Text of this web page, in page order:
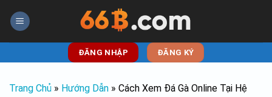
ĐĂNG NHẬP ĐĂNG KÝ
Trang Chủ » Hướng Dẫn » Cách Xem Đá Gà Online Tại Hệ